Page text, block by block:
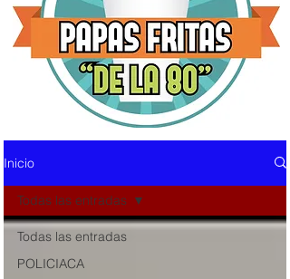
Inicio
Todas las entradas
POLICIACA
Todas las entradas